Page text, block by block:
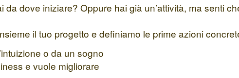
da dove iniziare? Oppure hai già un’attività, ma senti
il tuo progetto e definiamo le prime azioni
o da un sogno
e vuole migliorare